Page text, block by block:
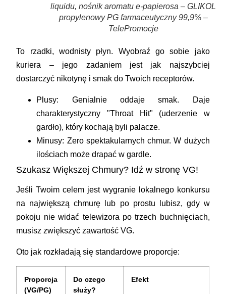
liquidu, nośnik aromatu e-papierosa – GLIKOL
propylenowy PG farmaceutyczny 99,9% –
TelePromocje
To rzadki, wodnisty płyn. Wyobraź go sobie jako
kuriera – jego zadaniem jest jak najszybciej
dostarczyć nikotynę i smak do Twoich receptorów.
Plusy: Genialnie oddaje smak. Daje
charakterystyczny "Throat Hit" (uderzenie w
gardło), który kochają byli palacze.
Minusy: Zero spektakularnych chmur. W dużych
ilościach może drapać w gardle.
Szukasz Większej Chmury? Idź w stronę VG!
Jeśli Twoim celem jest wygranie lokalnego konkursu
na największą chmurę lub po prostu lubisz, gdy w
pokoju nie widać telewizora po trzech buchnięciach,
musisz zwiększyć zawartość VG.
Oto jak rozkładają się standardowe proporcje:
Proporcja
(VG/PG)
Do czego
służy?
Efekt